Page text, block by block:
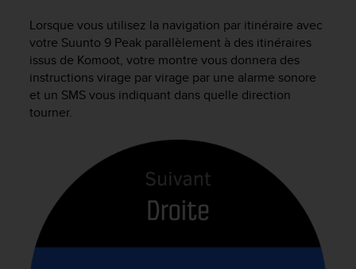
Lorsque vous utilisez la navigation par itinéraire avec
votre Suunto 9 Peak parallèlement à des itinéraires
issus de Komoot, votre montre vous donnera des
instructions virage par virage par une alarme sonore
et un SMS vous indiquant dans quelle direction
tourner.